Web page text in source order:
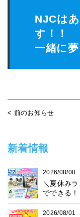
NJCは
す！！
一緒に
< 前のお知らせ
新着情報
2026/08/08
＼夏休み
でできる！
2026/08/01